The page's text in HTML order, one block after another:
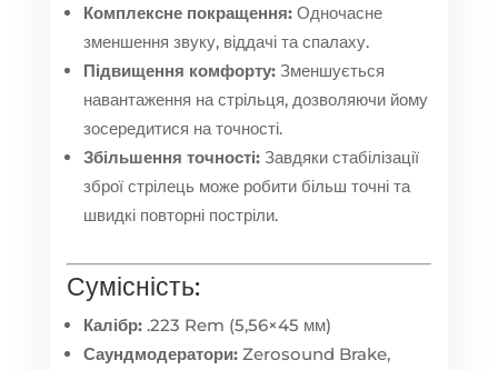
Комплексне покращення:Одночасне
зменшення звуку, віддачі та спалаху.
Підвищення комфорту:Зменшується
навантаження на стрільця, дозволяючи йому
зосередитися на точності.
Збільшення точності:Завдяки стабілізації
зброї стрілець може робити більш точні та
швидкі повторні постріли.
Сумісність:
Калібр:.223 Rem (5,56×45 мм)
Саундмодератори:Zerosound Brake,